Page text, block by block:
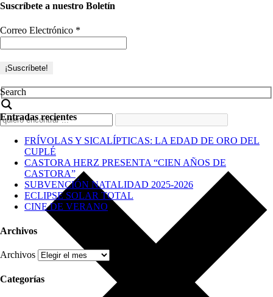
Suscríbete a nuestro Boletín
Correo Electrónico *
Search
Entradas recientes
FRÍVOLAS Y SICALÍPTICAS: LA EDAD DE ORO DEL
CUPLÉ
CASTORA HERZ PRESENTA “CIEN AÑOS DE
CASTORA”
SUBVENCIÓN NATALIDAD 2025-2026
ECLIPSE SOLAR TOTAL
CINE DE VERANO
Archivos
Archivos
Categorías